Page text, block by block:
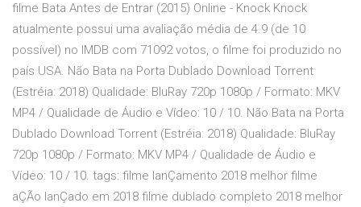
filme Bata Antes de Entrar (2015) Online - Knock Knock
atualmente possui uma avaliação média de 4.9 (de 10
possível) no IMDB com 71092 votos, o filme foi produzido no
país USA. Não Bata na Porta Dublado Download Torrent
(Estréia: 2018) Qualidade: BluRay 720p 1080p / Formato: MKV
MP4 / Qualidade de Áudio e Vídeo: 10 / 10. Não Bata na Porta
Dublado Download Torrent (Estréia: 2018) Qualidade: BluRay
720p 1080p / Formato: MKV MP4 / Qualidade de Áudio e
Vídeo: 10 / 10. tags: filme lanÇamento 2018 melhor filme
aÇÃo lanÇado em 2018 filme dublado completo 2018 melhor